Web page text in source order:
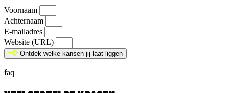
Voornaam
Achternaam
E-mailadres
Website (URL)
Ontdek welke kansen jij laat liggen
faq